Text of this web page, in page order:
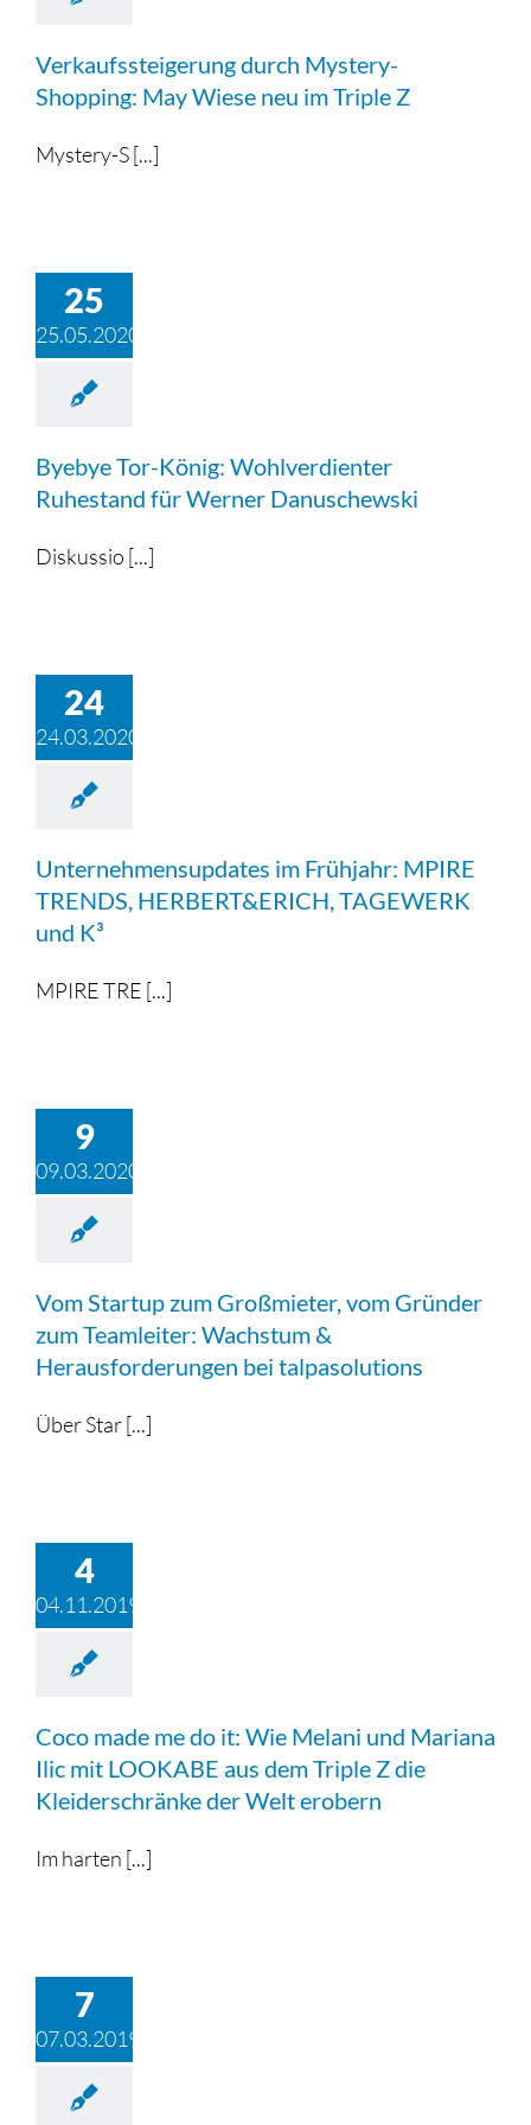
Über uns
Verkaufssteigerung durch Mystery-
Shopping: May Wiese neu im Triple Z
Mystery-S [...]
25
25.05.2020
Byebye Tor-König: Wohlverdienter
Ruhestand für Werner Danuschewski
Diskussio [...]
24
24.03.2020
Unternehmensupdates im Frühjahr: MPIRE
TRENDS, HERBERT&ERICH, TAGEWERK
und K³
MPIRE TRE [...]
9
09.03.2020
Vom Startup zum Großmieter, vom Gründer
zum Teamleiter: Wachstum &
Herausforderungen bei talpasolutions
Über Star [...]
4
04.11.2019
Coco made me do it: Wie Melani und Mariana
Ilic mit LOOKABE aus dem Triple Z die
Kleiderschränke der Welt erobern
Im harten [...]
7
07.03.2019